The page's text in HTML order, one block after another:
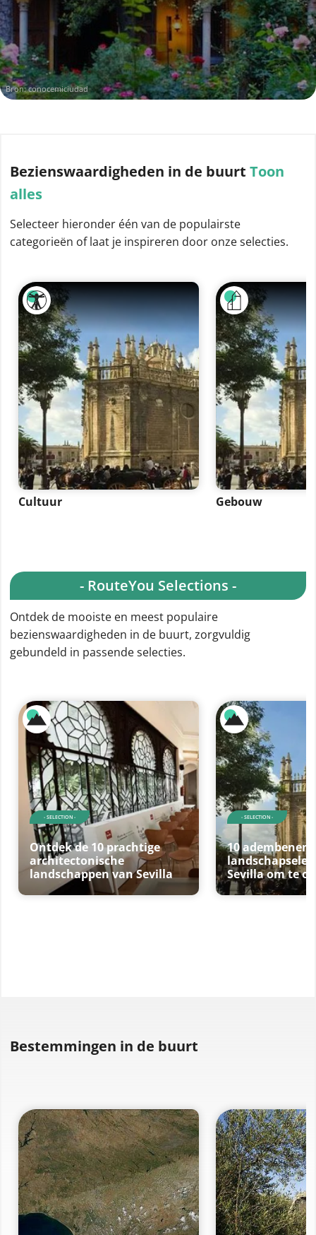
Bron:conocemiciudad
Bezienswaardigheden in de buurt Toon
alles
Selecteer hieronder één van de populairste
categorieën of laat je inspireren door onze selecties.
Cultuur Gebouw
- RouteYou Selections -
Ontdek de mooiste en meest populaire
bezienswaardigheden in de buurt, zorgvuldig
gebundeld in passende selecties.
- SELECTION -
Ontdek de 10 prachtige
architectonische
landschappen van Sevilla
- SELECTION -
10
Sevilla om te
Bestemmingen in de buurt